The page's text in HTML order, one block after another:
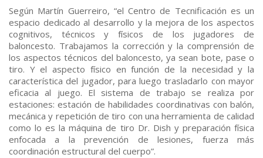
Según Martín Guerreiro, “el Centro de Tecnificación es un
espacio dedicado al desarrollo y la mejora de los aspectos
cognitivos, técnicos y físicos de los jugadores de
baloncesto. Trabajamos la corrección y la comprensión de
los aspectos técnicos del baloncesto, ya sean bote, pase o
tiro. Y el aspecto físico en función de la necesidad y la
característica del jugador, para luego trasladarlo con mayor
eficacia al juego. El sistema de trabajo se realiza por
estaciones: estación de habilidades coordinativas con balón,
mecánica y repetición de tiro con una herramienta de calidad
como lo es la máquina de tiro Dr. Dish y preparación física
enfocada a la prevención de lesiones, fuerza más
coordinación estructural del cuerpo”.